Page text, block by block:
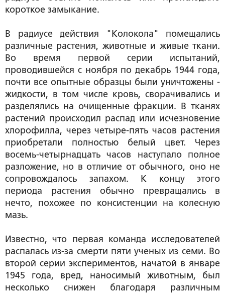
короткое замыкание.
В радиусе действия "Колокола" помещались
различные растения, животные и живые ткани.
Во время первой серии испытаний,
проводившейся с ноября по декабрь 1944 года,
почти все опытные образцы были уничтожены ­­­-
жидкости, в том числе кровь, сворачивались и
разделялись на очищенные фракции. В тканях
растений происходил распад или исчезновение
хлорофилла, через четыре-пять часов растения
приобретали полностью белый цвет. Через
восемь-четырнадцать часов наступало полное
разложение, но в отличие от обычного, оно не
сопровождалось запахом. К концу этого
периода растения обычно превращались в
нечто, похожее по консистенции на колесную
мазь.
Известно, что первая команда исследователей
распалась из-за смерти пяти ученых из семи. Во
второй серии экспериментов, начатой в январе
1945 года, вред, наносимый животным, был
несколько снижен благодаря различным